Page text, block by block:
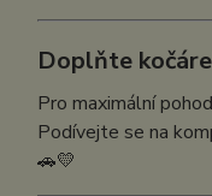
Doplňte
Pro maximální
Podívejte se na
🚗💛